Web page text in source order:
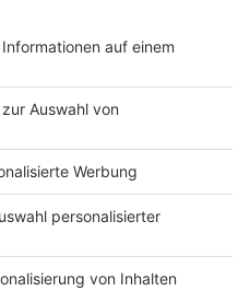
on Stage
der RADIO RST-Party
denlila RADIO RST-
legendäre
Großevents wie dem
seinen Beats für
seiner Erfahrung,
Gespür für den